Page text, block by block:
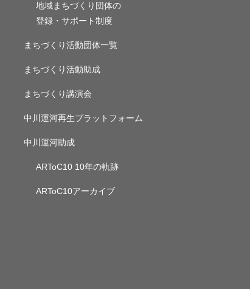
地域まちづくり団体の
登録・サポート制度
まちづくり活動団体一覧
まちづくり活動助成
まちづくり講演会
中川運河再生プラットフォーム
中川運河助成
ARToC10 10年の軌跡
ARToC10アーカイブ